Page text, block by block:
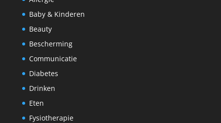
Baby & Kinderen
Beauty
Bescherming
Communicatie
Diabetes
Drinken
Eten
Fysiotherapie